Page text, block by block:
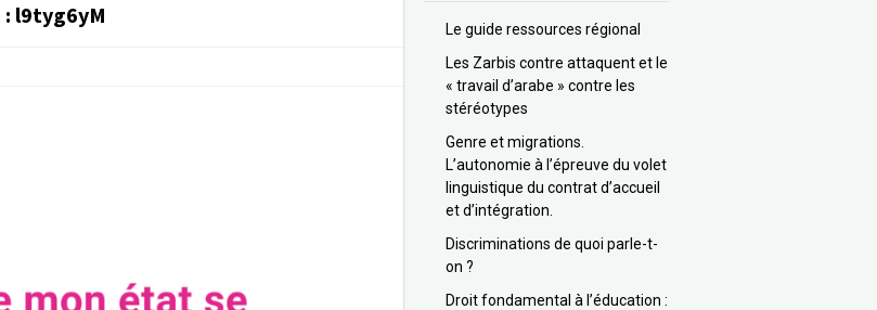
: l9tyg6yM
Le guide ressources régional
Les Zarbis contre attaquent et le
« travail d’arabe » contre les
stéréotypes
Genre et migrations.
L’autonomie à l’épreuve du volet
linguistique du contrat d’accueil
et d’intégration.
Discriminations de quoi parle-t-
on ?
Droit fondamental à l’éducation :